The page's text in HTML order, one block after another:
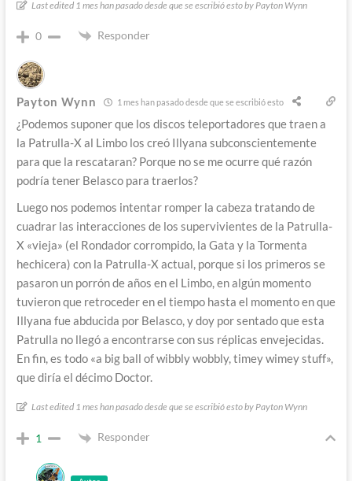
Last edited 1 mes han pasado desde que se escribió esto by Payton Wynn
0 Responder
Payton Wynn 1 mes han pasado desde que se escribió esto
¿Podemos suponer que los discos teleportadores que traen a
la Patrulla-X al Limbo los creó Illyana subconscientemente
para que la rescataran? Porque no se me ocurre qué razón
podría tener Belasco para traerlos?
Luego nos podemos intentar romper la cabeza tratando de
cuadrar las interacciones de los supervivientes de la Patrulla-
X «vieja» (el Rondador corrompido, la Gata y la Tormenta
hechicera) con la Patrulla-X actual, porque si los primeros se
pasaron un porrón de años en el Limbo, en algún momento
tuvieron que retroceder en el tiempo hasta el momento en que
Illyana fue abducida por Belasco, y doy por sentado que esta
Patrulla no llegó a encontrarse con sus réplicas envejecidas.
En fin, es todo «a big ball of wibbly wobbly, timey wimey stuff»,
que diría el décimo Doctor.
Last edited 1 mes han pasado desde que se escribió esto by Payton Wynn
1 Responder